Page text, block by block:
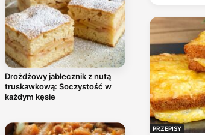
Drożdżowy jabłecznik z nutą
truskawkową: Soczystość w
każdym kęsie
PRZEPISY